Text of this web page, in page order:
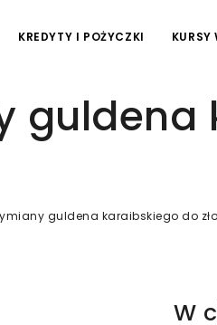
KREDYTY I POŻYCZKI KURSY
guldena
guldena karaibskiego do
W